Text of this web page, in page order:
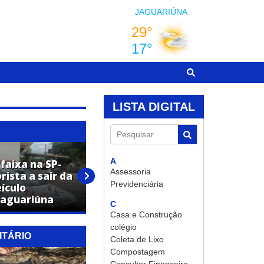
JAGUARIÚNA
LISTA DIGITAL
Pesquisar
A
Assessoria
Previdenciária
C
Casa e Construção
colégio
Coleta de Lixo
Compostagem
na SP-
a sair da
Procurado por estupro de
vulnerável é preso pela PM
em Jaguariúna